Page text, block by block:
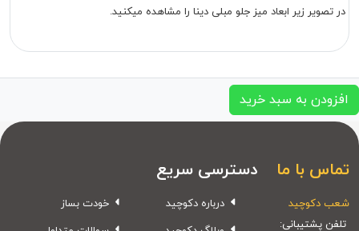
در تصویر زیر ابعاد میز جلو مبلی دینا را مشاهده میکنید.
افزودن به سبد خرید
تماس با ما
شعب دکوچید
تلفن پشتیبانی:
دسترسی سریع
درباره دکوچید
خودت بساز